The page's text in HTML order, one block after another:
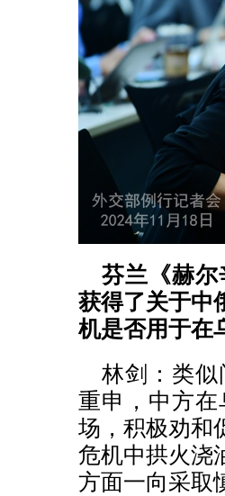
芬兰《赫
获得了关于中
机是否用于在
林剑：类
重申，中方
场，积极劝和
危机中拱火浇
方面一向采取